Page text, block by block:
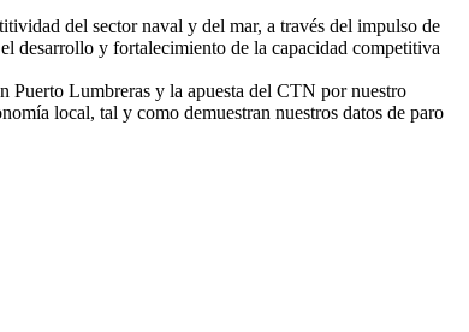
del sector naval y del mar, a través del impulso de
desarrollo y fortalecimiento de la capacidad competitiva
Puerto Lumbreras y la apuesta del CTN por nuestro
local, tal y como demuestran nuestros datos de paro